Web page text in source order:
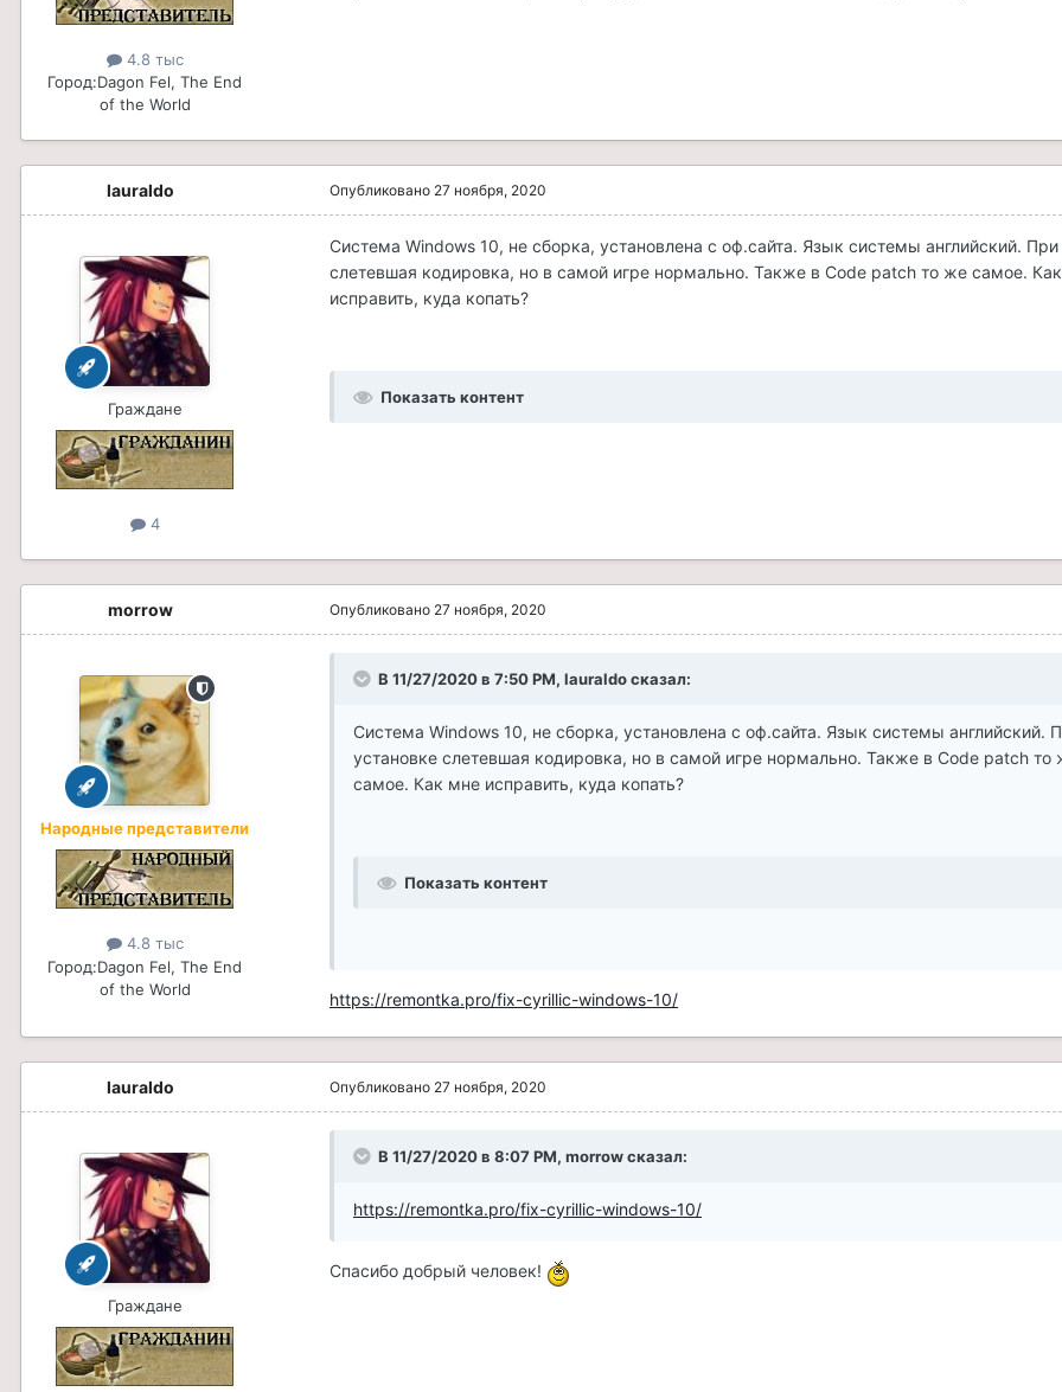
4.8 тыс
Город:Dagon Fel, The End
of the World
lauraldo
Граждане
4
Опубликовано 27 ноября, 2020
Система Windows 10, не сборка, установлена с оф.сайта. Язык системы английский. При
слетевшая кодировка, но в самой игре нормально. Также в Code patch то же самое.
исправить, куда копать?
Показать контент
morrow
Народные представители
4.8 тыс
Город:Dagon Fel, The End
of the World
Опубликовано 27 ноября, 2020
В 11/27/2020 в 7:50 PM, lauraldo сказал:
Система Windows 10, не сборка, установлена с оф.сайта. Язык системы английский.
установке слетевшая кодировка, но в самой игре нормально. Также в Code patch то
самое. Как мне исправить, куда копать?
Показать контент
https://remontka.pro/fix-cyrillic-windows-10/
lauraldo
Граждане
Опубликовано 27 ноября, 2020
В 11/27/2020 в 8:07 PM, morrow сказал:
https://remontka.pro/fix-cyrillic-windows-10/
Cпасибо добрый человек!